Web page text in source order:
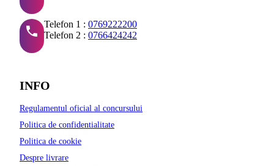
Telefon 1 : 0769222200
Telefon 2 : 0766424242
INFO
Regulamentul oficial al concursului
Politica de confidentialitate
Politica de cookie
Despre livrare